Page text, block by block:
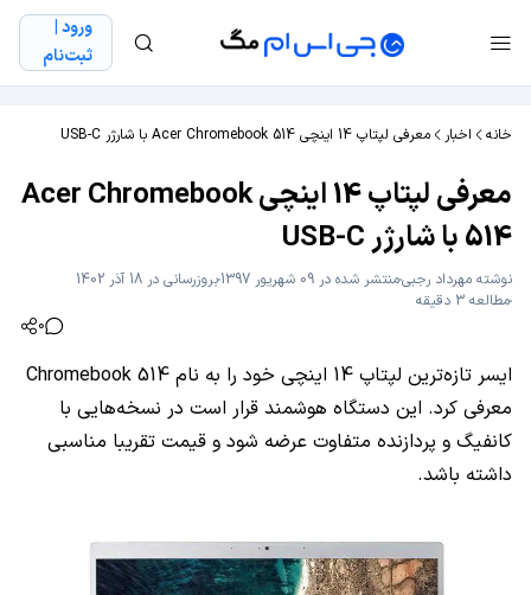
ورود |
ثبت‌نام
خانه اخبار معرفی لپتاپ 14 اینچی Acer Chromebook 514 با شارژر USB-C
معرفی لپتاپ 14 اینچی Acer Chromebook
514 با شارژر USB-C
نوشته مهرداد رجبیمنتشر شده در 09 شهریور 1397
بروزرسانی در 18 آذر 1402
مطالعه 3 دقیقه
0
ایسر تازه‌ترین لپتاپ 14 اینچی خود را به نام Chromebook 514
معرفی کرد. این دستگاه هوشمند قرار است در نسخه‌هایی با
کانفیگ و پردازنده متفاوت عرضه شود و قیمت تقریبا مناسبی
داشته باشد.